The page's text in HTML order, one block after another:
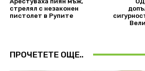
стрелял с незаконен
пистолет в Рупите
ПРОЧЕТЕТЕ ОЩЕ..